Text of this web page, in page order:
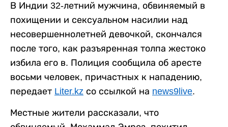
В Индии 32-летний мужчина, обвиняемый в
похищении и сексуальном насилии над
несовершеннолетней девочкой, скончался
после того, как разъяренная толпа жестоко
избила его в. Полиция сообщила об аресте
восьми человек, причастных к нападению,
передает Liter.kz со ссылкой на news9live.
Местные жители рассказали, что